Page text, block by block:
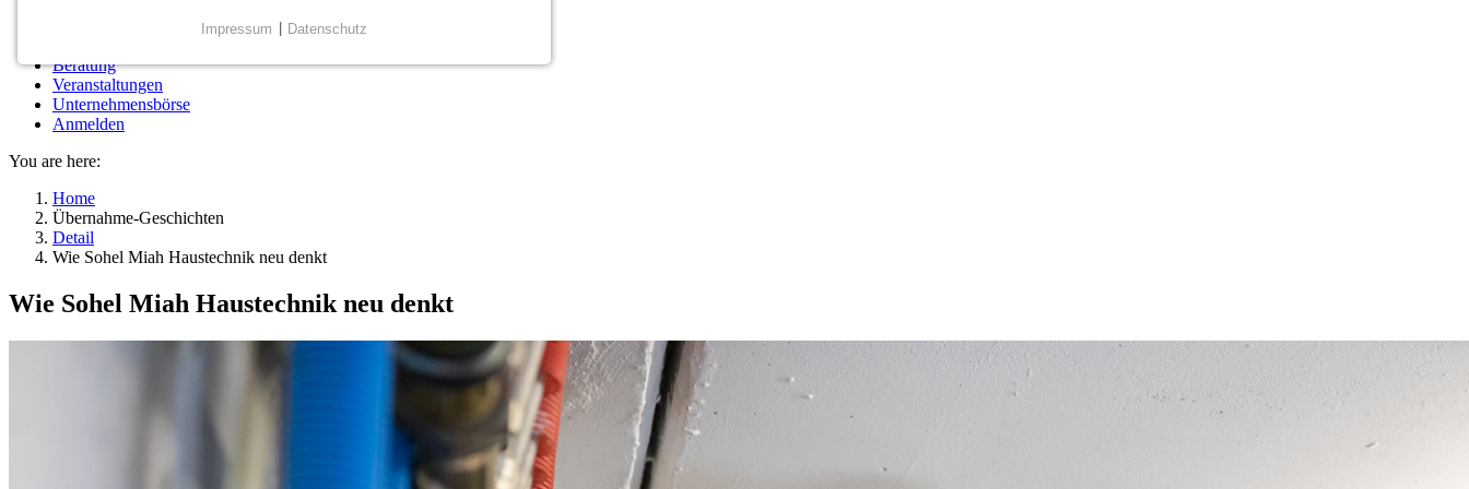
Beratung
Veranstaltungen
Unternehmensbörse
Anmelden
You are here:
Home
Übernahme-Geschichten
Detail
Wie Sohel Miah Haustechnik neu denkt
Wie Sohel Miah Haustechnik neu denkt
Notwendige Cookies ermöglichen grundlegende
Funktionen und sind für die einwandfreie Funktion der
Website erforderlich.
Name:
cookie_consent
Zweck:
ausgewählten Einverständnis-Optionen
Impressum Datenschutz